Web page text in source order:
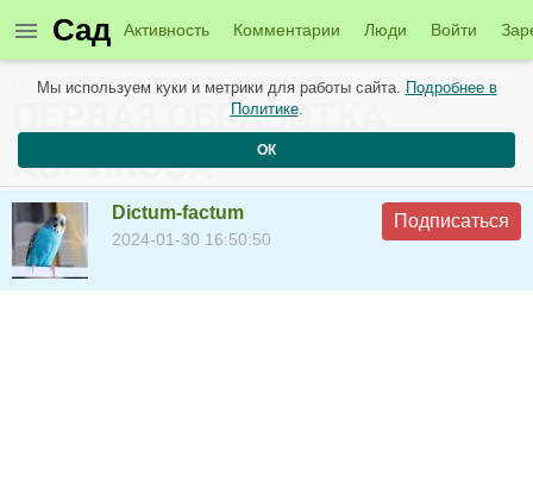
Сад Активность Комментарии Люди Войти
Новые материалы от 31 января
ПЕРВАЯ ОБРАБОТКА
АБРИКОСА
Dictum-factum
2024-01-30 16:50:50
Подписаться
Мы используем куки и метрики для работы сайта. Подробнее в
Политике.
ОК